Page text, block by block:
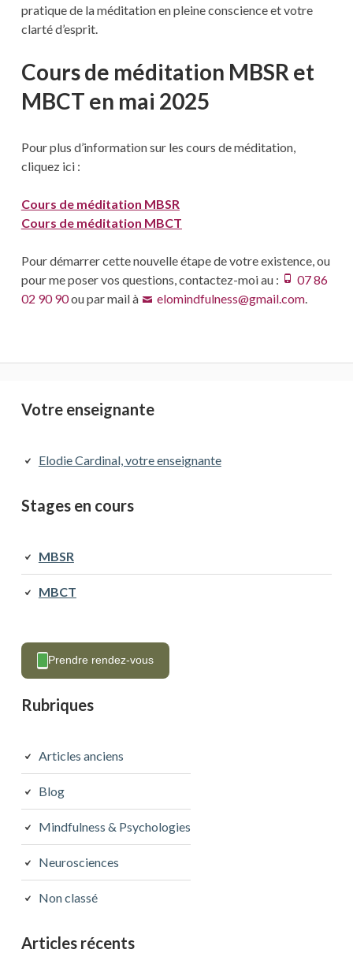
pratique de la méditation en pleine conscience et votre
clarté d’esprit.
Cours de méditation MBSR et
MBCT en mai 2025
Pour plus d’information sur les cours de méditation,
cliquez ici :
Cours de méditation MBSR
Cours de méditation MBCT
Pour démarrer cette nouvelle étape de votre existence, ou
pour me poser vos questions, contactez-moi au :
07 86
02 90 90ou par mail à elomindfulness@gmail.com.
Barre
principale
Votre enseignante
Elodie Cardinal, votre enseignante
Stages en cours
MBSR
MBCT
Prendre rendez-vous
Rubriques
Articles anciens
Blog
Mindfulness & Psychologies
Neurosciences
Non classé
Articles récents